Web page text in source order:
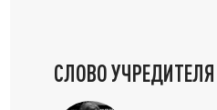
СЛОВО УЧРЕДИТЕЛЯ